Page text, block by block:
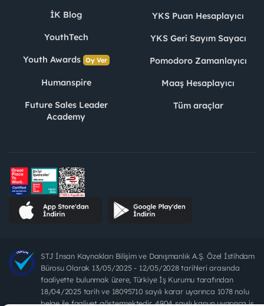
İK Blog
YouthTech
Youth Awards Oy Ver
Humanspire
Future Sales Leader
Academy
YKS Puan Hesaplayıcı
YKS Geri Sayım Sayacı
Pomodoro Zamanlayıcı
Maaş Hesaplayıcı
Tüm araçlar
STJ İnsan Kaynakları Bilişim ve Danışmanlık A.Ş. Özel İstihdam
Bürosu Olarak 13/05/2025 - 12/05/2028 tarihleri arasında
faaliyette bulunmak üzere, Türkiye İş Kurumu tarafından
18/04/2025 tarih ve 18095710 sayılı karar uyarınca 1078 nolu
belge ile faaliyet göstermektedir. 4904 sayılı kanun uyarınca iş